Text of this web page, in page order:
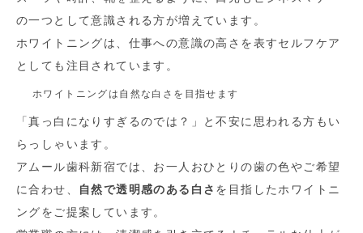
の一つとして意識される方が増えています。
ホワイトニングは、仕事への意識の高さを表すセルフケア
としても注目されています。
ホワイトニングは自然な白さを目指せます
「真っ白になりすぎるのでは？」と不安に思われる方もい
らっしゃいます。
アムール歯科新宿では、お一人おひとりの歯の色やご希望
に合わせ、
自然で透明感のある白さ を目指したホワイトニ
ングをご提案しています。